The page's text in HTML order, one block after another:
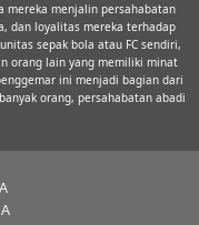
mereka menjalin persahabatan
dan loyalitas mereka terhadap
sepak bola atau FC sendiri,
orang lain yang memiliki minat
ini menjadi bagian dari
orang, persahabatan abadi